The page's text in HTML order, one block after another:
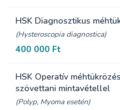
HSK Diagnosztikus
(Hysteroscopia diagnostica)
400 000 Ft
HSK Operatív
szövettani mintavétellel
(Polyp, Myoma esetén)